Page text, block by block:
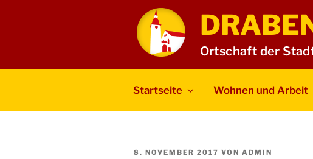
Ortschaft der
Startseite Wohnen und Arbeit
VERÖFFENTLICHT
8. NOVEMBER 2017 VON ADMIN